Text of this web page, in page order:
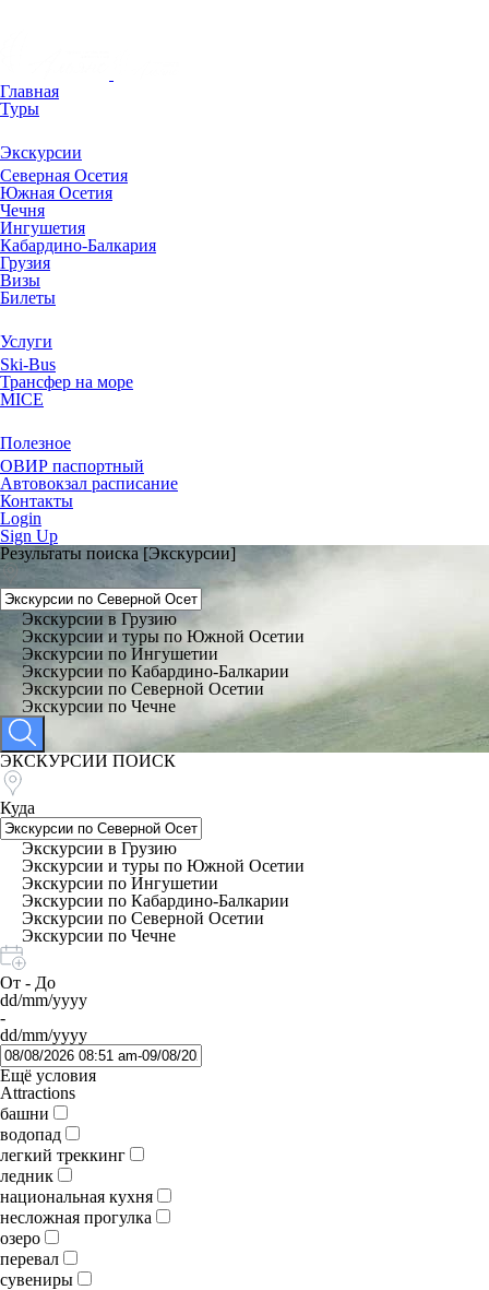
Главная
Туры
Экскурсии
Северная Осетия
Южная Осетия
Чечня
Ингушетия
Кабардино-Балкария
Грузия
Визы
Билеты
Услуги
Ski-Bus
Трансфер на море
MICE
Полезное
ОВИР паспортный
Автовокзал расписание
Контакты
Login
Sign Up
Результаты поиска [Экскурсии]
Экскурсии в Грузию
Экскурсии и туры по Южной Осетии
Экскурсии по Ингушетии
Экскурсии по Кабардино-Балкарии
Экскурсии по Северной Осетии
Экскурсии по Чечне
ЭКСКУРСИИ ПОИСК
Куда
Экскурсии в Грузию
Экскурсии и туры по Южной Осетии
Экскурсии по Ингушетии
Экскурсии по Кабардино-Балкарии
Экскурсии по Северной Осетии
Экскурсии по Чечне
От - До
dd/mm/yyyy
-
dd/mm/yyyy
Ещё условия
Attractions
башни
водопад
легкий треккинг
ледник
национальная кухня
несложная прогулка
озеро
перевал
сувениры